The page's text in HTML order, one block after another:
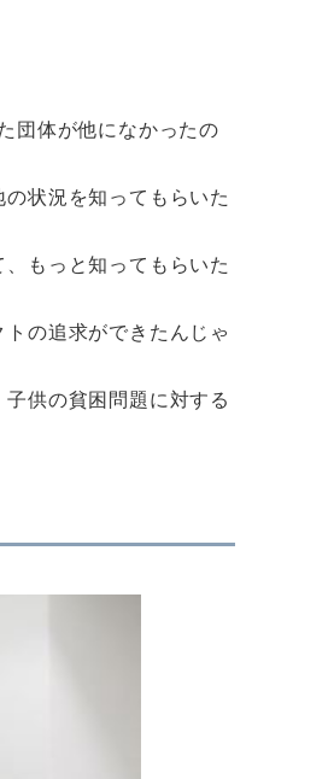
団体が他になかったの
状況を知ってもらいた
もっと知ってもらいた
の追求ができたんじゃ
供の貧困問題に対する